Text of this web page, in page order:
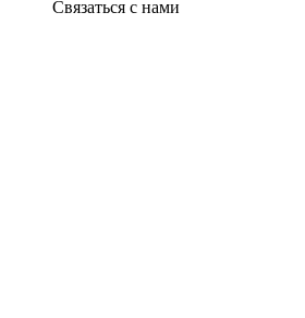
Связаться с нами